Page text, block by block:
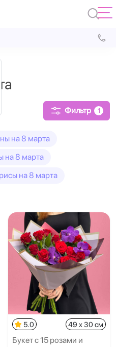
Фильтр 1
на 8 марта
на 8 марта
на 8 марта
5.0 49 x 30 см
Букет с 15 розами и